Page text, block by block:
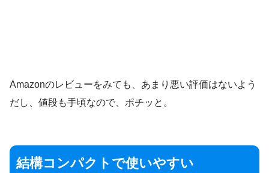
Amazonのレビューをみても、あまり悪い評価はないよう
だし、値段も手頃なので、ポチッと。
結構コンパクトで使いやすい